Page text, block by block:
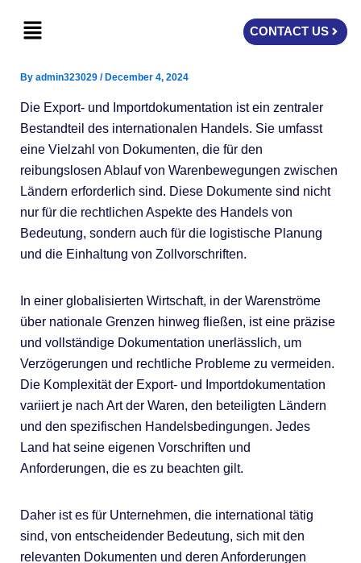
Menu CONTACT US
By admin323029 / December 4, 2024
Die Export- und Importdokumentation ist ein zentraler
Bestandteil des internationalen Handels. Sie umfasst
eine Vielzahl von Dokumenten, die für den
reibungslosen Ablauf von Warenbewegungen zwischen
Ländern erforderlich sind. Diese Dokumente sind nicht
nur für die rechtlichen Aspekte des Handels von
Bedeutung, sondern auch für die logistische Planung
und die Einhaltung von Zollvorschriften.
In einer globalisierten Wirtschaft, in der Warenströme
über nationale Grenzen hinweg fließen, ist eine präzise
und vollständige Dokumentation unerlässlich, um
Verzögerungen und rechtliche Probleme zu vermeiden.
Die Komplexität der Export- und Importdokumentation
variiert je nach Art der Waren, den beteiligten Ländern
und den spezifischen Handelsbedingungen. Jedes
Land hat seine eigenen Vorschriften und
Anforderungen, die es zu beachten gilt.
Daher ist es für Unternehmen, die international tätig
sind, von entscheidender Bedeutung, sich mit den
relevanten Dokumenten und deren Anforderungen